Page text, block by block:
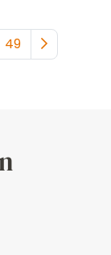
49 Nächste